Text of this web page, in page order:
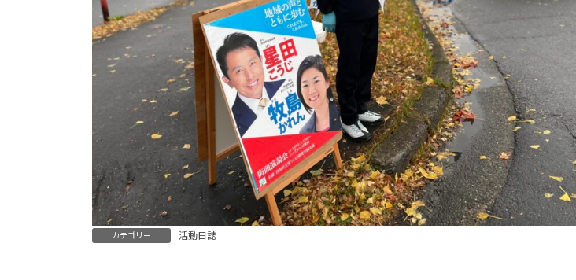
カテゴリー 活動日誌